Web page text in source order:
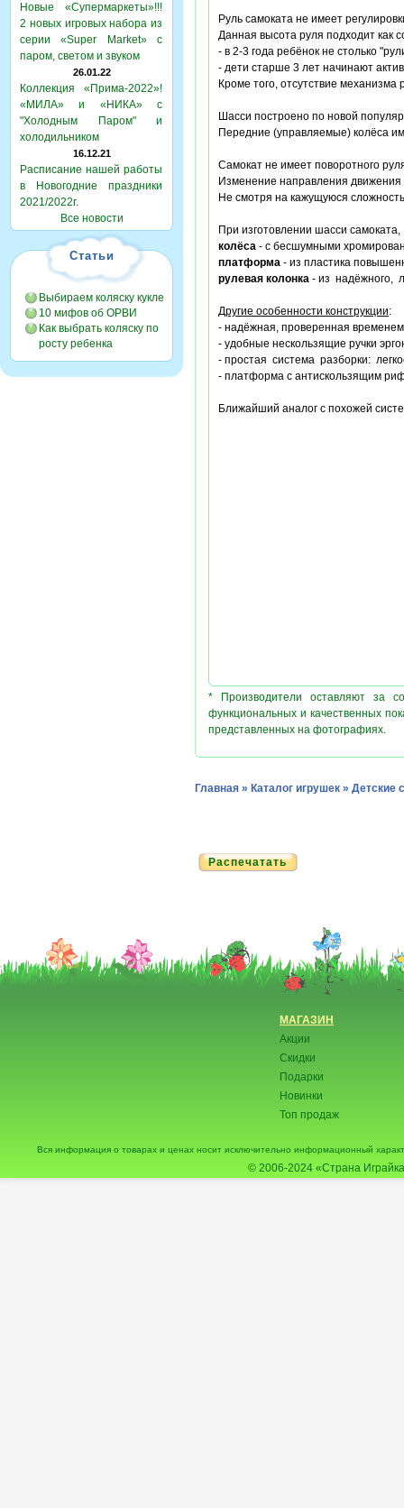
Новые «Супермаркеты»!!!
2 новых игровых набора из
серии «Super Market» с
паром, светом и звуком
26.01.22
Коллекция «Прима-2022»!
«МИЛА» и «НИКА» с
"Холодным Паром" и
холодильником
16.12.21
Расписание нашей работы
в Новогодние праздники
2021/2022г.
Все новости
Статьи
Выбираем коляску кукле
10 мифов об ОРВИ
Как выбрать коляску по
росту ребенка
Руль самоката не имеет
Данная высота руля подходит как
- в 2-3 года ребёнок не столько
- дети старше 3 лет начинают
Кроме того, отсутствие
Шасси построено по новой
Передние (управляемые) колёса
Самокат не имеет поворотного
Изменение направления
Не смотря на кажущуюся
При изготовлении шасси
колёса - с бесшумными
платформа - из пластика
рулевая колонка - из надёжного,
Другие особенности конструкции:
- надёжная, проверенная
- удобные нескользящие ручки
- простая система разборки:
- платформа с антискользящим
Ближайший аналог с похожей
* Производители оставляют за
функциональных и качественных
представленных на фотографиях.
Главная » Каталог игрушек » Детские
Распечатать
МАГАЗИН
Акции
Скидки
Подарки
Новинки
Топ продаж
Вся информация о товарах и ценах носит исключительно информационный
© 2006-2024 «Страна